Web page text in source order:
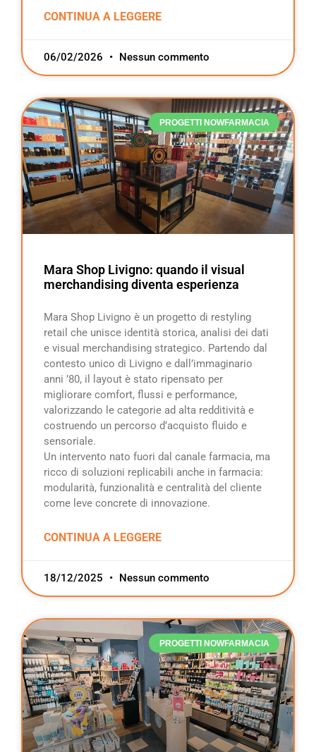
CONTINUA A LEGGERE
06/02/2026 Nessun commento
PROGETTI NOWFARMACIA
Mara Shop Livigno: quando il visual
merchandising diventa esperienza
Mara Shop Livigno è un progetto di restyling
retail che unisce identità storica, analisi dei dati
e visual merchandising strategico. Partendo dal
contesto unico di Livigno e dall’immaginario
anni ’80, il layout è stato ripensato per
migliorare comfort, flussi e performance,
valorizzando le categorie ad alta redditività e
costruendo un percorso d’acquisto fluido e
sensoriale.
Un intervento nato fuori dal canale farmacia, ma
ricco di soluzioni replicabili anche in farmacia:
modularità, funzionalità e centralità del cliente
come leve concrete di innovazione.
CONTINUA A LEGGERE
18/12/2025 Nessun commento
PROGETTI NOWFARMACIA